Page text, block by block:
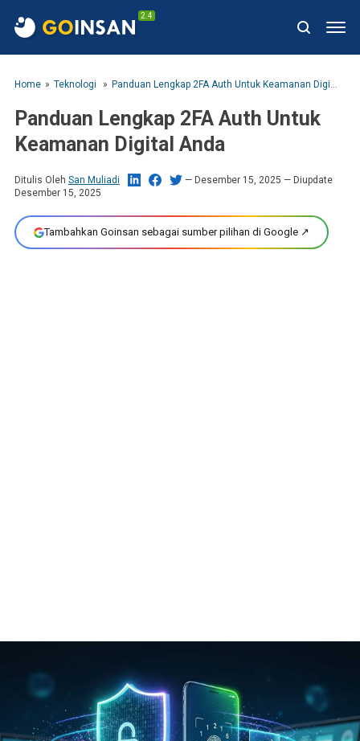
2.4
Home Teknologi Panduan Lengkap 2FA Auth Untuk Keamanan Digital Anda
Panduan Lengkap 2FA Auth Untuk
Keamanan Digital Anda
Ditulis Oleh San Muliadi Desember 15, 2025 — Diupdate
Desember 15, 2025
Tambahkan Goinsan sebagai sumber pilihan di Google ↗